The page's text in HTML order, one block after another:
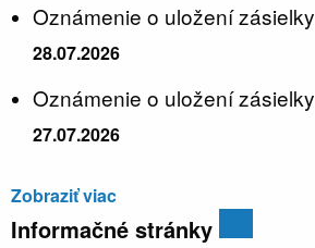
Oznámenie o uložení zásielky
28.07.2026
Oznámenie o uložení zásielky
27.07.2026
Zobraziť viac
Informačné stránky